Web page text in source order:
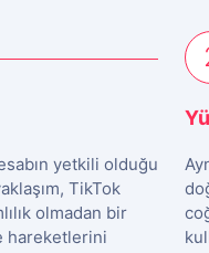
yetkili olduğu
TikTok
olmadan bir
hareketlerini